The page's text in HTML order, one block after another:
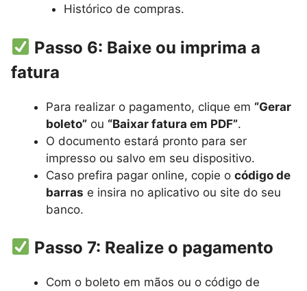
Histórico de compras.
Passo 6: Baixe ou imprima a
fatura
Para realizar o pagamento, clique em “Gerar
boleto” ou “Baixar fatura em PDF”.
O documento estará pronto para ser
impresso ou salvo em seu dispositivo.
Caso prefira pagar online, copie o código de
barras e insira no aplicativo ou site do seu
banco.
Passo 7: Realize o pagamento
Com o boleto em mãos ou o código de